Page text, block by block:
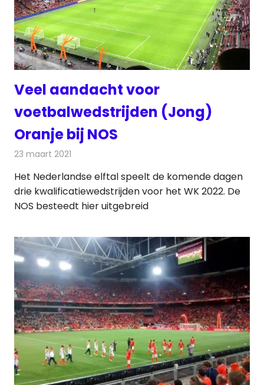
Veel aandacht voor
voetbalwedstrijden (Jong)
Oranje bij NOS
23 maart 2021
Het Nederlandse elftal speelt de komende dagen
drie kwalificatiewedstrijden voor het WK 2022. De
NOS besteedt hier uitgebreid